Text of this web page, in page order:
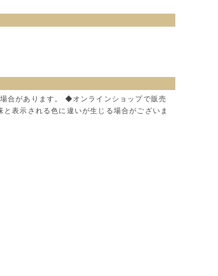
合があります。 ◆オンラインショップで販売
表示される色に違いが生じる場合がございま